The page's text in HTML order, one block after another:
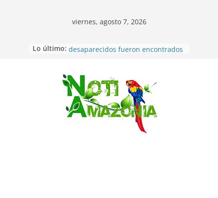
Saltar
viernes, agosto 7, 2026
Lo último: Ecuador: dos jóvenes de 22 años
Sentencian a 34 años de prisión a
implicados en caso de Alison,
oriunda de Tena
Vozinha, el arquero sensación de
cabo Verde, ya llegó para
incorporarse a Colo Colo de Chile
Pastaza: la parroquia Diez de